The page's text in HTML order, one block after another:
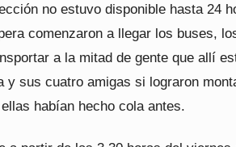
no estuvo disponible hasta 24
comenzaron a llegar los buses,
a la mitad de gente que allí
y sus cuatro amigas si lograron
habían hecho cola antes.